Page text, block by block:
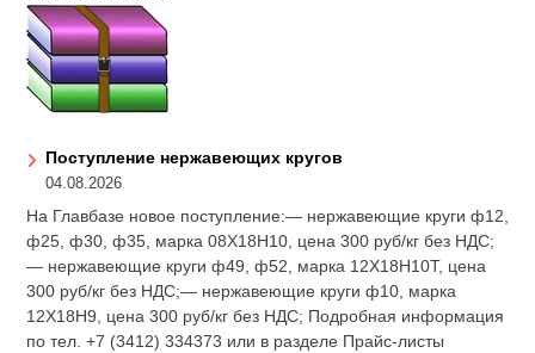
Поступление нержавеющих кругов
04.08.2026
На Главбазе новое поступление:— нержавеющие круги ф12,
ф25, ф30, ф35, марка 08Х18Н10, цена 300 руб/кг без НДС;
— нержавеющие круги ф49, ф52, марка 12Х18Н10Т, цена
300 руб/кг без НДС;— нержавеющие круги ф10, марка
12Х18Н9, цена 300 руб/кг без НДС; Подробная информация
по тел. +7 (3412) 334373 или в разделе Прайс-листы